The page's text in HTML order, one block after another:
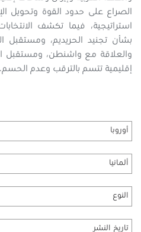
الصراع على حدود القوة وتحويل
استراتيجية، فيما تكشف
بشأن تجنيد الحريديم، ومستقبل
والعلاقة مع واشنطن، ومستقبل
إقليمية تتسم بالترقب وعدم الحسم.